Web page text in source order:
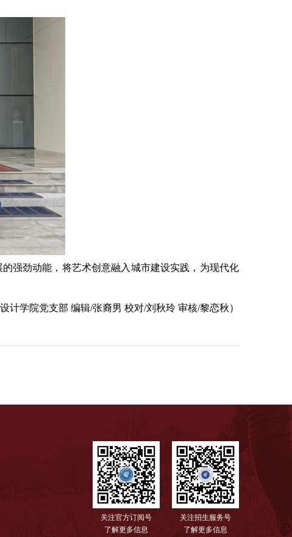
强劲动能，将艺术创意融入城市建设实践，为现代化
计学院党支部 编辑/张裔男 校对/刘秋玲 审核/黎恋秋）
关注官方订阅号
了解更多信息
关注招生服务号
了解更多信息